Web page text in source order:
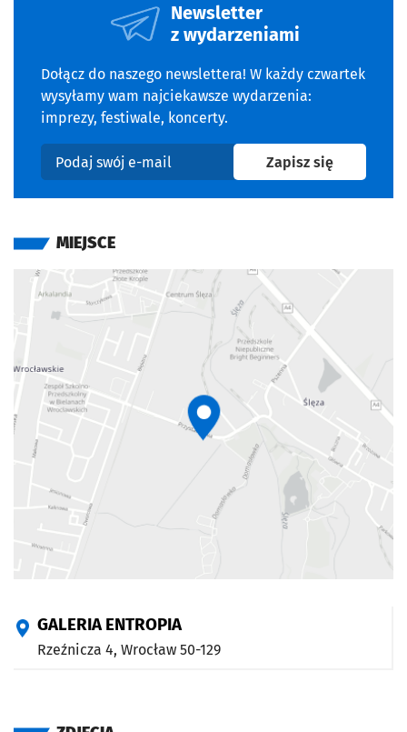
Newsletter
z wydarzeniami
Dołącz do naszego newslettera! W każdy czwartek
wysyłamy wam najciekawsze wydarzenia:
imprezy, festiwale, koncerty.
Podaj swój e-mail
Zapisz sięna
MIEJSCE
GALERIA ENTROPIA
Rzeźnicza 4, Wrocław 50-129